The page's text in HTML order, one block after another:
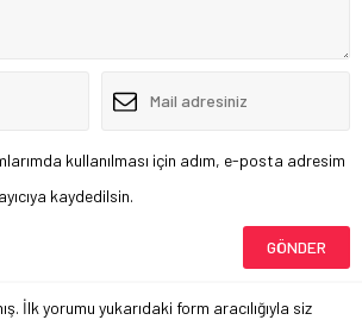
kullanılması için adım, e-posta adresim
kaydedilsin.
İlk yorumu yukarıdaki form aracılığıyla siz